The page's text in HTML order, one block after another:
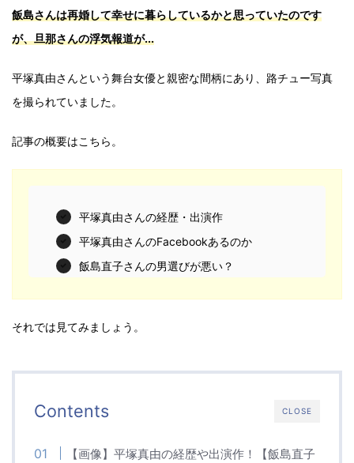
飯島さんは再婚して幸せに暮らしているかと思っていたのです
が、旦那さんの浮気報道が...
平塚真由さんという舞台女優と親密な間柄にあり、路チュー写真
を撮られていました。
記事の概要はこちら。
平塚真由さんの経歴・出演作
平塚真由さんのFacebookあるのか
飯島直子さんの男選びが悪い？
それでは見てみましょう。
CLOSE
Contents
【画像】平塚真由の経歴や出演作！【飯島直子